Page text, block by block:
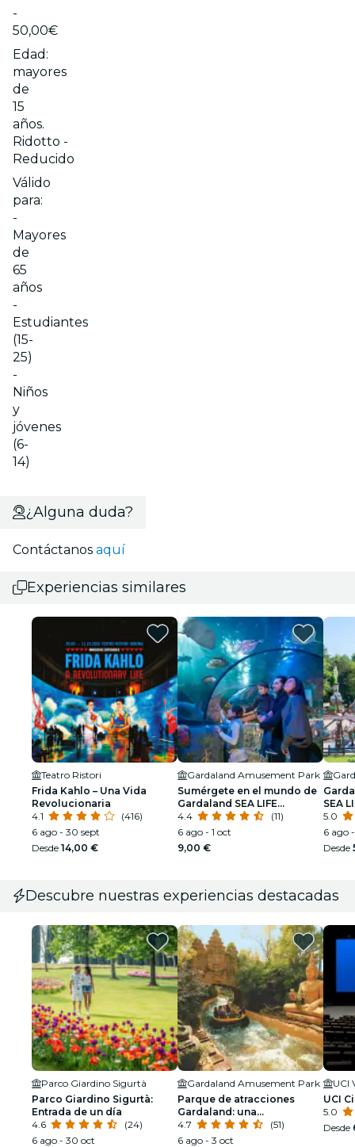
-
50,00€
Edad:
mayores
de
15
años.
Ridotto -
Reducido
Válido
para:
-
Mayores
de
65
años
-
Estudiantes
(15-
25)
-
Niños
y
jóvenes
(6-
14)
¿Alguna duda?
Contáctanos aquí
Experiencias similares
Teatro Ristori
Frida Kahlo – Una Vida
Revolucionaria
4.1
(416)
6 ago - 30 sept
Desde 14,00 €
Gardaland Amusement Park
Sumérgete en el mundo de
Gardaland SEA LIFE
Aquarium
4.4
(11)
6 ago - 1 oct
9,00 €
SEA
5.0
6 ago
Desde
Descubre nuestras experiencias destacadas
Parco Giardino Sigurtà
Parco Giardino Sigurtà:
Entrada de un día
4.6
(24)
6 ago - 30 oct
Gardaland Amusement Park
Parque de atracciones
Gardaland: una
emocionante aventura
4.7
(51)
6 ago - 3 oct
UCI
UCI
5.0
Desde